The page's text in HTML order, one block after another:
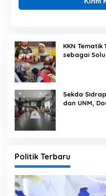
KKN
sebagai
Sekda
dan UNM,
Politik Terbaru